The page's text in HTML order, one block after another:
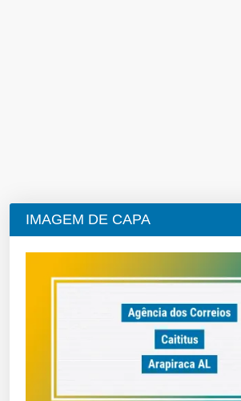
IMAGEM DE CAPA